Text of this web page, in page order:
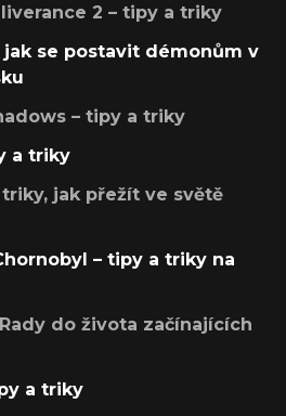
2 – tipy a triky
jak se postavit démonům v
– tipy a triky
a triky
jak přežít ve světě
– tipy a triky na
do života začínajících
a triky